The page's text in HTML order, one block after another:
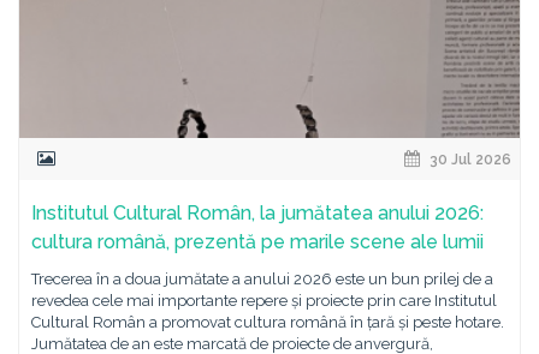
30 Jul 2026
Institutul Cultural Român, la jumătatea anului 2026:
cultura română, prezentă pe marile scene ale lumii
Trecerea în a doua jumătate a anului 2026 este un bun prilej de a
revedea cele mai importante repere și proiecte prin care Institutul
Cultural Român a promovat cultura română în țară și peste hotare.
Jumătatea de an este marcată de proiecte de anvergură,